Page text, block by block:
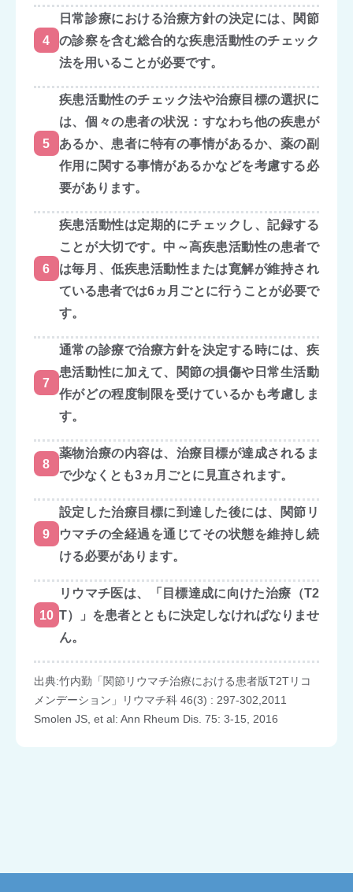
4
日常診療における治療方針の決定には、関節
の診察を含む総合的な疾患活動性のチェック
法を用いることが必要です。
5
疾患活動性のチェック法や治療目標の選択に
は、個々の患者の状況：すなわち他の疾患が
あるか、患者に特有の事情があるか、薬の副
作用に関する事情があるかなどを考慮する必
要があります。
6
疾患活動性は定期的にチェックし、記録する
ことが大切です。中～高疾患活動性の患者で
は毎月、低疾患活動性または寛解が維持され
ている患者では6ヵ月ごとに行うことが必要で
す。
7
通常の診療で治療方針を決定する時には、疾
患活動性に加えて、関節の損傷や日常生活動
作がどの程度制限を受けているかも考慮しま
す。
8
薬物治療の内容は、治療目標が達成されるま
で少なくとも3ヵ月ごとに見直されます。
9
設定した治療目標に到達した後には、関節リ
ウマチの全経過を通じてその状態を維持し続
ける必要があります。
10
リウマチ医は、「目標達成に向けた治療（T2
T）」を患者とともに決定しなければなりませ
ん。
出典:竹内勤「関節リウマチ治療における患者版T2Tリコ
メンデーション」リウマチ科 46(3) : 297-302,2011
Smolen JS, et al: Ann Rheum Dis. 75: 3-15, 2016